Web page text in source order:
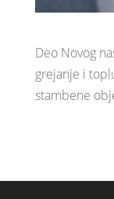
Deo Novog
grejanje i
stambene